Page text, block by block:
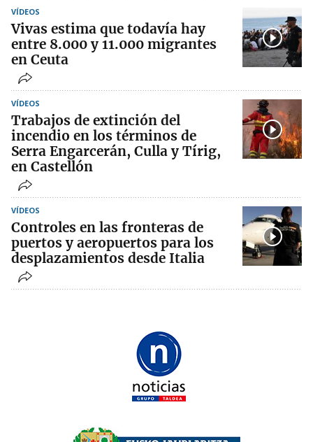
VÍDEOS
Vivas estima que todavía hay
entre 8.000 y 11.000 migrantes
en Ceuta
VÍDEOS
Trabajos de extinción del
incendio en los términos de
Serra Engarcerán, Culla y Tírig,
en Castellón
VÍDEOS
Controles en las fronteras de
puertos y aeropuertos para los
desplazamientos desde Italia